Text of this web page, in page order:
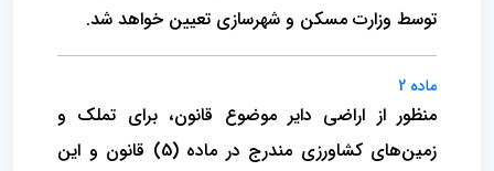
توسط وزارت مسکن و شهرسازی تعیین خواهد شد.
ماده 2
منظور از اراضی دایر موضوع قانون، برای تملک و
زمین‌های کشاورزی مندرج در ماده (5) قانون و این